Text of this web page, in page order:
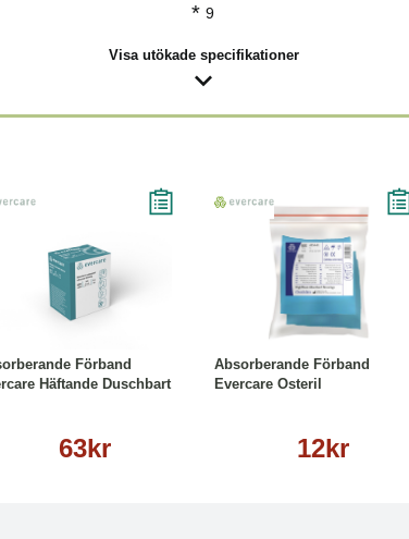
* 9
Visa utökade specifikationer
Förband
Häftande Duschbart
63kr
Läs mer
Absorberande Förband
Evercare Osteril
12kr
Läs mer